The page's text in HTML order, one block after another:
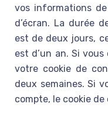
vos informations
d’écran. La durée
est de deux jours,
est d’un an. Si
votre cookie de
deux semaines. Si
compte, le cookie